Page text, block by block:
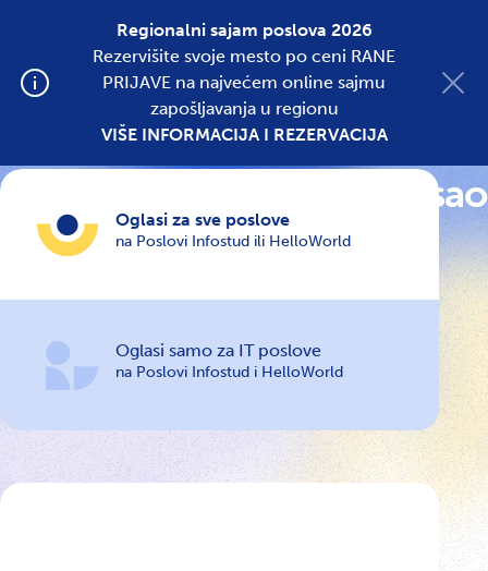
Regionalni sajam poslova 2026
Rezervišite svoje mesto po ceni RANE
PRIJAVE na najvećem online sajmu
zapošljavanja u regionu
VIŠE INFORMACIJA I REZERVACIJA
Postavite oglas
Cene i vrste oglasa za posao
Oglasi za sve poslove
na Poslovi Infostud ili HelloWorld
Oglasi samo za IT poslove
na Poslovi Infostud i HelloWorld